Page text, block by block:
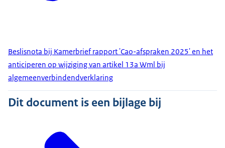
Beslisnota bij Kamerbrief rapport 'Cao-afspraken 2025' en het
anticiperen op wijziging van artikel 13a Wml bij
algemeenverbindendverklaring
Dit document is een bijlage bij